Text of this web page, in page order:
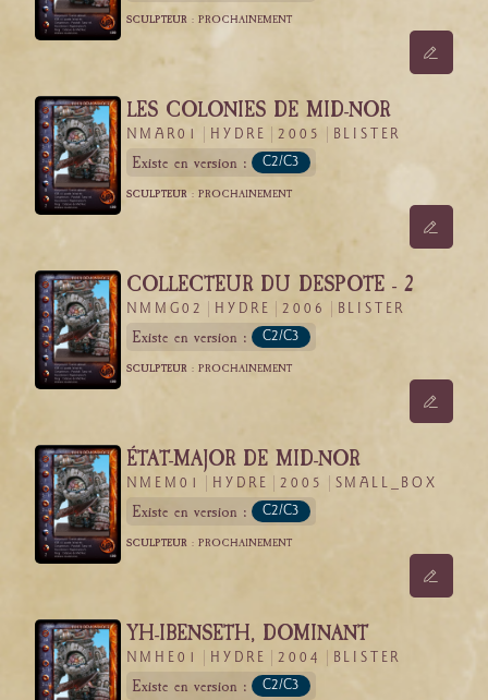
SCULPTEUR :PROCHAINEMENT
LES COLONIES DE MID-NOR
NMAR01 HYDRE 2005 BLISTER
Existe en version : C2/C3
SCULPTEUR :PROCHAINEMENT
COLLECTEUR DU DESPOTE - 2
NMMG02 HYDRE 2006 BLISTER
Existe en version : C2/C3
SCULPTEUR :PROCHAINEMENT
ÉTAT-MAJOR DE MID-NOR
NMEM01 HYDRE 2005 SMALL_BOX
Existe en version : C2/C3
SCULPTEUR :PROCHAINEMENT
YH-IBENSETH, DOMINANT
NMHE01 HYDRE 2004 BLISTER
Existe en version : C2/C3